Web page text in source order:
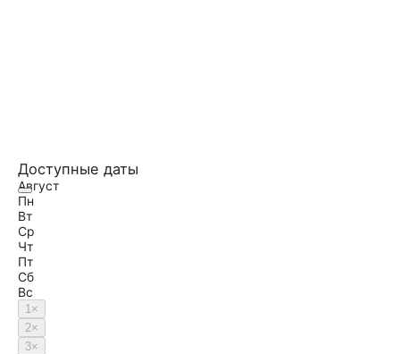
Доступные даты
Август
Пн
Вт
Ср
Чт
Пт
Сб
Вс
1×
2×
3×